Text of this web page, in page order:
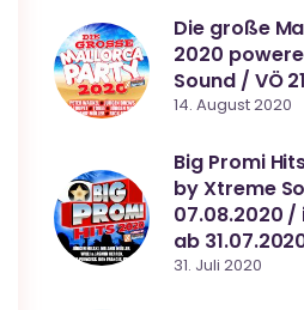
Die große
2020
Sound / VÖ
14. August 2020
Big Promi
by Xtreme
07.08.2020
ab
31. Juli 2020